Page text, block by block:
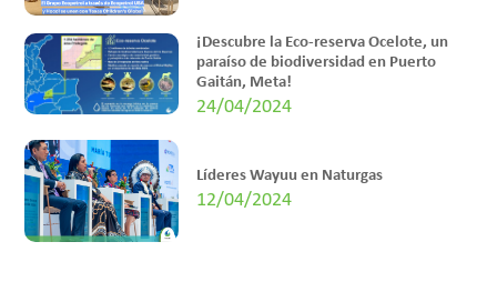
¡Descubre la Eco-reserva Ocelote, un
paraíso de biodiversidad en Puerto
Gaitán, Meta!
24/04/2024
Líderes Wayuu en Naturgas
12/04/2024